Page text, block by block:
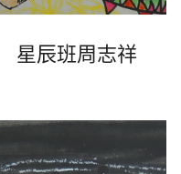
星辰班周志祥